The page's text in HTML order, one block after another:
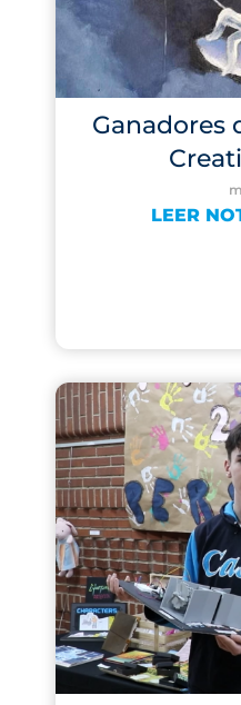
Ganadores
LEER